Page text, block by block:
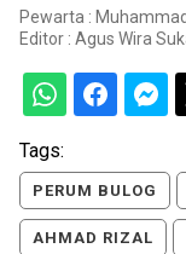
Pewarta :
Editor : Agus Wira
Tags:
PERUM BULOG
AHMAD RIZAL